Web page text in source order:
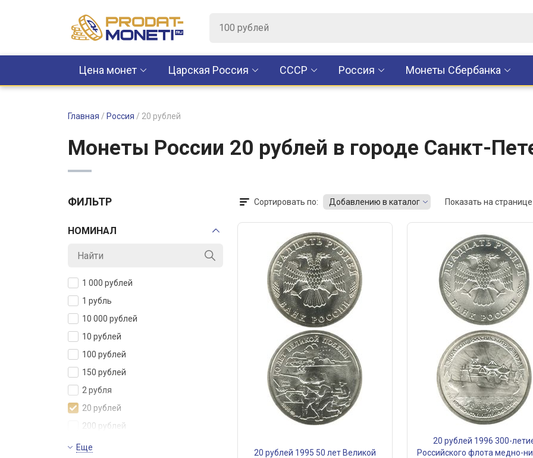
Цена монет Царская Россия CCCР Россия Монеты Сбербанка
Главная / Россия / 20 рублей
Монеты России 20 рублей в городе Санкт-
ФИЛЬТР
НОМИНАЛ
1 000 рублей
1 рубль
10 000 рублей
10 рублей
100 рублей
150 рублей
2 рубля
20 рублей
200 рублей
25 000 рублей
Еще
Сортировать по: Добавлению в каталог Показать на
20 рублей 1995 50 лет Великой
20 рублей 1996 300-
Российского флота медно-